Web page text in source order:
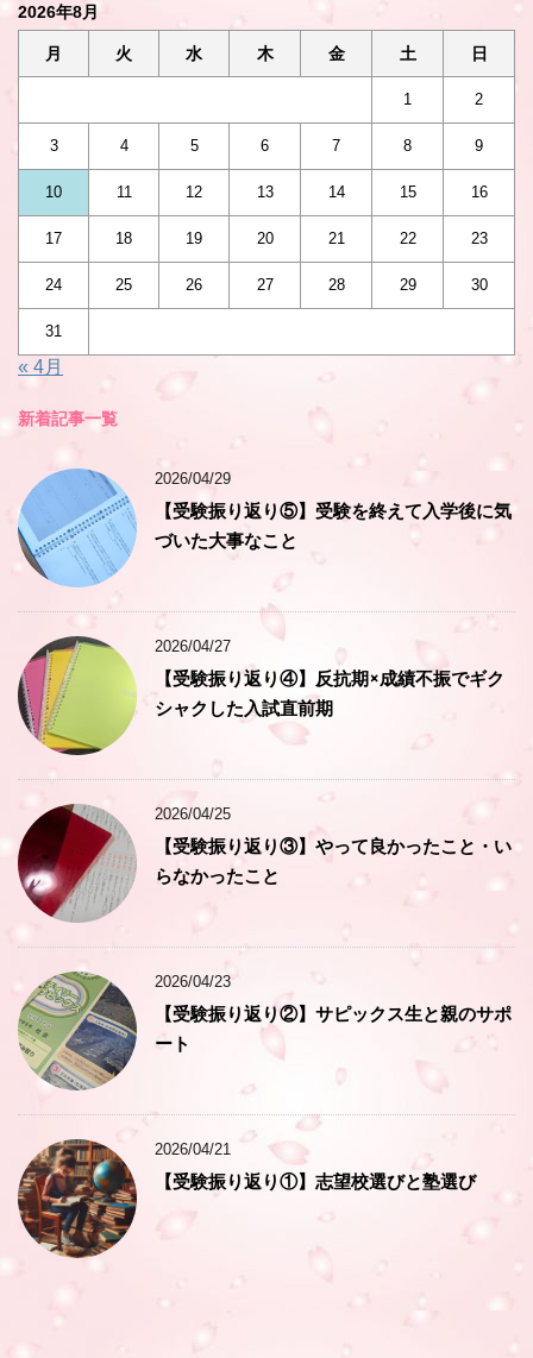
2026年8月
月 火 水 木 金 土 日
1 2
3 4 5 6 7 8 9
10 11 12 13 14 15 16
17 18 19 20 21 22 23
24 25 26 27 28 29 30
31
« 4月
新着記事一覧
2026/04/29
【受験振り返り⑤】受験を終えて入学後に気
づいた大事なこと
2026/04/27
【受験振り返り④】反抗期×成績不振でギク
シャクした入試直前期
2026/04/25
【受験振り返り③】やって良かったこと・い
らなかったこと
2026/04/23
【受験振り返り②】サピックス生と親のサポ
ート
2026/04/21
【受験振り返り①】志望校選びと塾選び